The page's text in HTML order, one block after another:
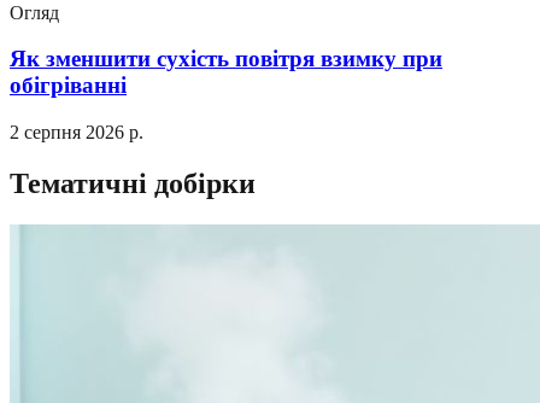
Огляд
Як зменшити сухість повітря взимку при
обігріванні
2 серпня 2026 р.
Тематичні добірки